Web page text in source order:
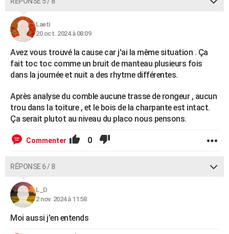
Laeti
20 oct. 2024 à 08:09
Avez vous trouvé la cause car j'ai la même situation . Ça
fait toc toc comme un bruit de manteau plusieurs fois
dans la journée et nuit a des rhytme différentes.
Après analyse du comble aucune trasse de rongeur , aucun
trou dans la toiture , et le bois de la charpante est intact.
Ça serait plutot au niveau du placo nous pensons.
Commenter 0
RÉPONSE 6 / 8
L_D
2 nov. 2024 à 11:58
Moi aussi j'en entends